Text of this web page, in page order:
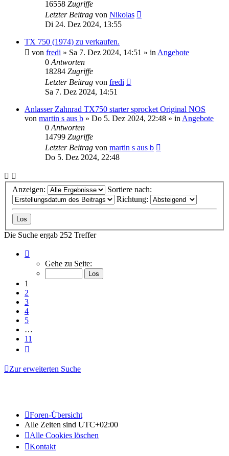
16558 Zugriffe
Letzter Beitrag von Nikolas
Di 24. Dez 2024, 13:55
TX 750 (1974) zu verkaufen.
von fredi » Sa 7. Dez 2024, 14:51 » in Angebote
0 Antworten
18284 Zugriffe
Letzter Beitrag von fredi
Sa 7. Dez 2024, 14:51
Anlasser Zahnrad TX750 starter sprocket Original NOS
von martin s aus b » Do 5. Dez 2024, 22:48 » in Angebote
0 Antworten
14799 Zugriffe
Letzter Beitrag von martin s aus b
Do 5. Dez 2024, 22:48
Anzeigen:
Sortiere nach:
Richtung:
Die Suche ergab 252 Treffer
von
Gehe zu Seite:
1
2
3
4
5
…
11
Zur erweiterten Suche
Foren-Übersicht
Alle Zeiten sind UTC+02:00
Alle Cookies löschen
Kontakt